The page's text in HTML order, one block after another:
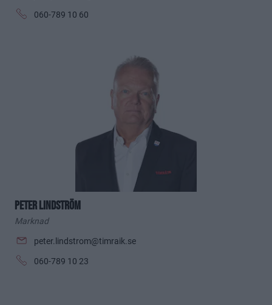
060-789 10 60
Peter Lindström
Marknad
peter.lindstrom@timraik.se
060-789 10 23